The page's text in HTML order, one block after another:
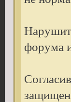
форума